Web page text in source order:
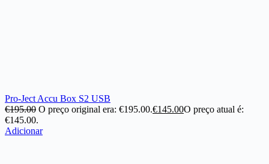
Pro-Ject Accu Box S2 USB
€195.00 O preço original era: €195.00.€145.00O preço atual é:
€145.00.
Adicionar